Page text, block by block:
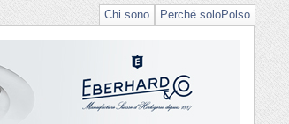
Perché soloPolso
Chi sono